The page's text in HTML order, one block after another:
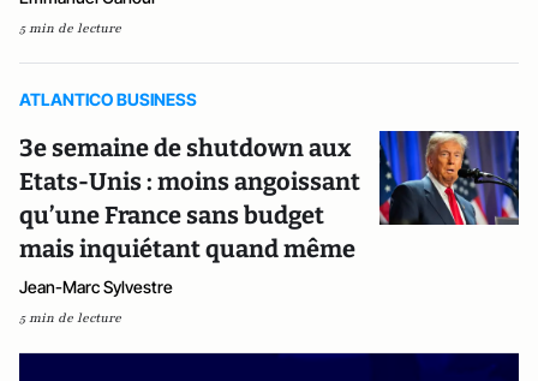
5 min de lecture
ATLANTICO BUSINESS
3e semaine de shutdown aux
Etats-Unis : moins angoissant
qu’une France sans budget
mais inquiétant quand même
Jean-Marc Sylvestre
5 min de lecture